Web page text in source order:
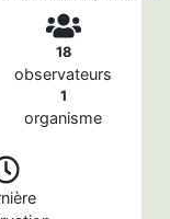
18
observateurs
1
organisme